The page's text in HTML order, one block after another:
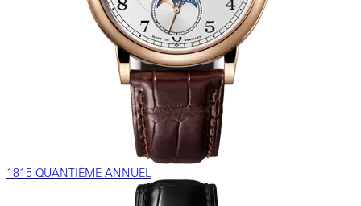
1815 QUANTIÈME ANNUEL